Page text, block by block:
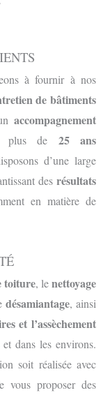
à fournir à nos
de bâtiments
accompagnement
plus de 25 ans
d’une large
des résultats
en matière de
toiture, lenettoyage
désamiantage, ainsi
et l’assèchement
et dans les environs.
soit réalisée avec
vous proposer des